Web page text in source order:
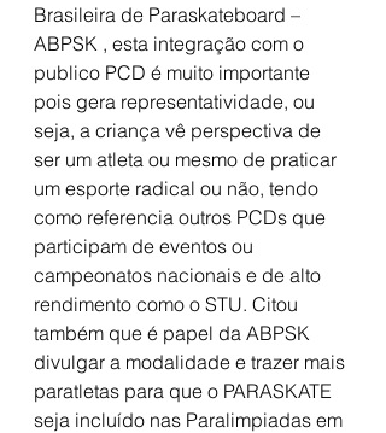
Brasileira de Paraskateboard –
ABPSK , esta integração com o
publico PCD é muito importante
pois gera representatividade, ou
seja, a criança vê perspectiva de
ser um atleta ou mesmo de praticar
um esporte radical ou não, tendo
como referencia outros PCDs que
participam de eventos ou
campeonatos nacionais e de alto
rendimento como o STU. Citou
também que é papel da ABPSK
divulgar a modalidade e trazer mais
paratletas para que o PARASKATE
seja incluído nas Paralimpiadas em